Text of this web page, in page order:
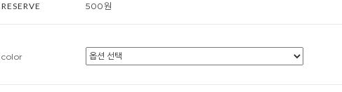
RESERVE 500원
color